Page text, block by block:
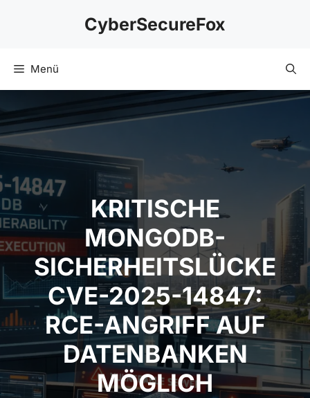
CyberSecureFox
Menü
KRITISCHE
MONGODB-
SICHERHEITSLÜCKE
CVE-2025-14847:
RCE-ANGRIFF AUF
DATENBANKEN
MÖGLICH